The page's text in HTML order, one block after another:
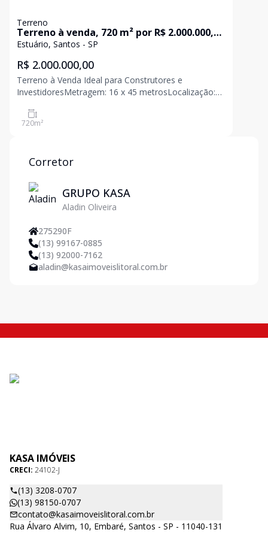
Terreno
Terreno à venda, 720 m² por R$ 2.000.000,00
- Estuário - Santos/SP
Estuário, Santos - SP
R$ 2.000.000,00
Terreno à Venda Ideal para Construtores e
InvestidoresMetragem: 16 x 45 metrosLocalização:
imperdível para construtores e investidores! Terreno
amplo com 8 metros de frente e 45 metros de
720m²
Corretor
GRUPO KASA
Aladin Oliveira
275290F
(13) 99167-0885
(13) 92000-7162
aladin@kasaimoveislitoral.com.br
KASA IMÓVEIS
CRECI: 24102-J
(13) 3208-0707
(13) 98150-0707
contato@kasaimoveislitoral.com.br
Rua Álvaro Alvim, 10, Embaré, Santos - SP - 11040-131